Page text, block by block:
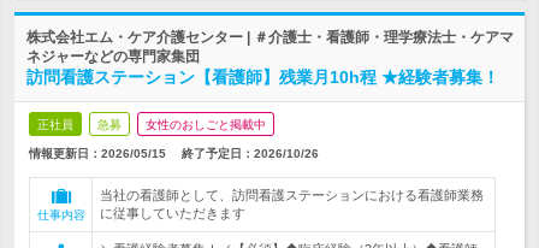
株式会社エム・ケア介護センター | ＃介護士・看護師・理学療法士・ケアマ
ネジャーなどの専門家集団
訪問看護ステーション【看護師】残業月10h程 ★経験者募集！
正社員 急募 女性のおしごと掲載中
情報更新日：2026/05/15 終了予定日： 2026/10/26
仕事内容
当社の看護師として、訪問看護ステーションにおける看護師業務
に従事していただきます